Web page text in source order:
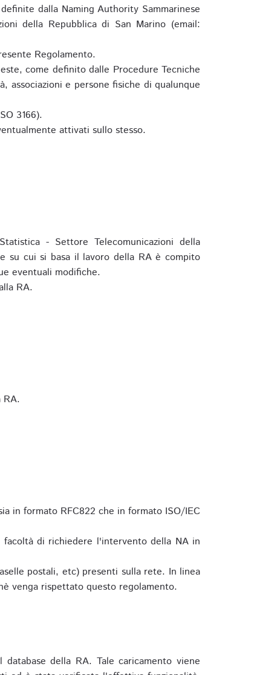
dalla Naming Authority Sammarinese
della Repubblica di San Marino (email:
Regolamento.
come definito dalle Procedure Tecniche
associazioni e persone fisiche di qualunque
3166).
attivati sullo stesso.
- Settore Telecomunicazioni della
su cui si basa il lavoro della RA è compito
eventuali modifiche.
RA.
in formato RFC822 che in formato ISO/IEC
di richiedere l'intervento della NA in
postali, etc) presenti sulla rete. In linea
venga rispettato questo regolamento.
della RA. Tale caricamento viene